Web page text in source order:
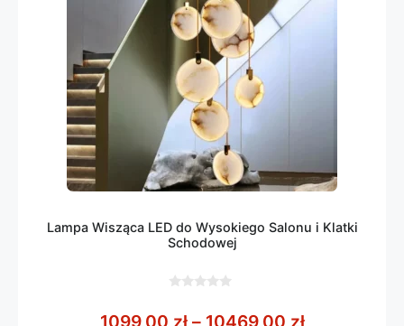
Lampa Wisząca LED do Wysokiego Salonu i Klatki
Schodowej
5
Zakres